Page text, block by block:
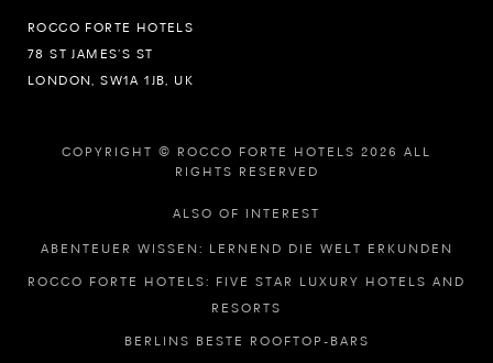
ROCCO FORTE HOTELS
78 ST JAMES’S ST
LONDON, SW1A 1JB, UK
COPYRIGHT © ROCCO FORTE HOTELS 2026 ALL
RIGHTS RESERVED
ALSO OF INTEREST
ABENTEUER WISSEN: LERNEND DIE WELT ERKUNDEN
ROCCO FORTE HOTELS: FIVE STAR LUXURY HOTELS AND
RESORTS
BERLINS BESTE ROOFTOP-BARS